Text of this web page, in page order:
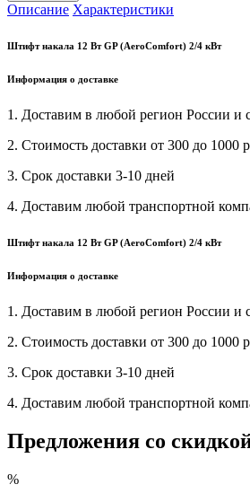
Описание Характеристики
Штифт накала 12 Вт GP (AeroComfort) 2/4 кВт
Информация о доставке
1. Доставим в любой регион России и
2. Стоимость доставки от 300 до 1000
3. Срок доставки 3-10 дней
4. Доставим любой транспортной
Штифт накала 12 Вт GP (AeroComfort) 2/4 кВт
Информация о доставке
1. Доставим в любой регион России и
2. Стоимость доставки от 300 до 1000
3. Срок доставки 3-10 дней
4. Доставим любой транспортной
Предложения со
%